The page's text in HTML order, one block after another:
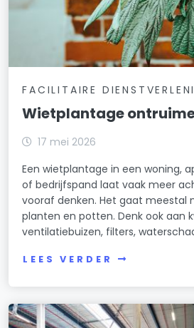
FACILITAIRE
Wietplantage
17 mei 2026
Een wietplantage in een woning,
of bedrijfspand laat vaak meer
vooraf denken. Het gaat meestal
planten en potten. Denk ook aan
ventilatiebuizen, filters,
LEES VERDER